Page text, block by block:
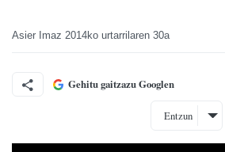
Asier Imaz 2014ko urtarrilaren 30a
Gehitu gaitzazu Googlen
Entzun